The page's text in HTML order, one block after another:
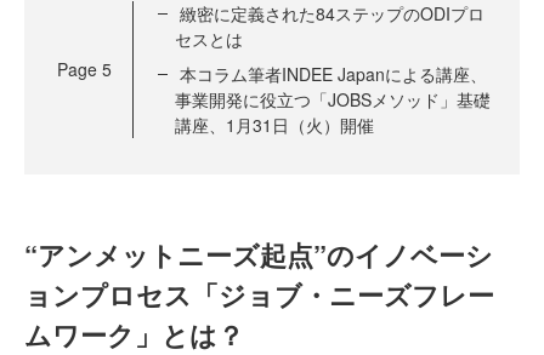
Page 5
緻密に定義された84ステップのODIプロ
セスとは
本コラム筆者INDEE Japanによる講座、
事業開発に役立つ「JOBSメソッド」基礎
講座、1月31日（火）開催
“アンメットニーズ起点”のイノベーシ
ョンプロセス「ジョブ・ニーズフレー
ムワーク」とは？